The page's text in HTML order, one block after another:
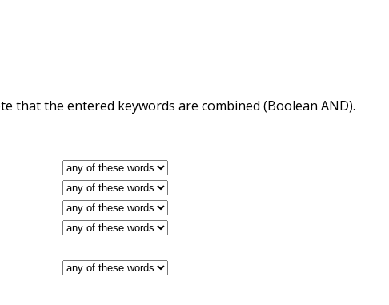
that the entered keywords are combined (Boolean AND).